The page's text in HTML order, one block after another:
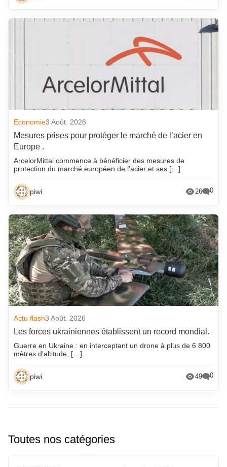
Economie3 Août. 2026
Mesures prises pour protéger le marché de l’acier en
Europe .
ArcelorMittal commence à bénéficier des mesures de
protection du marché européen de l’acier et ses […]
piwi 26 0
Actu flash3 Août. 2026
Les forces ukrainiennes établissent un record mondial.
Guerre en Ukraine : en interceptant un drone à plus de 6 800
mètres d’altitude, […]
piwi 49 0
Toutes nos catégories